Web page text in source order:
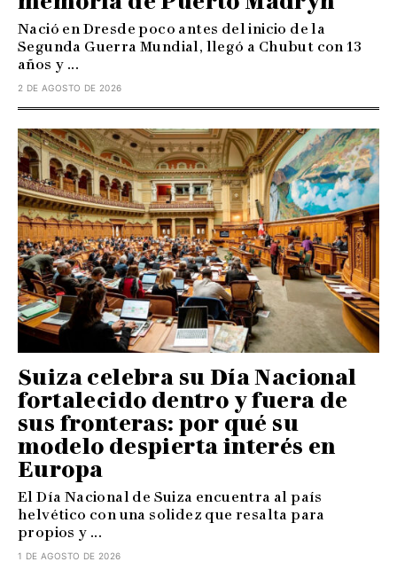
Nació en Dresde poco antes del inicio de la
Segunda Guerra Mundial, llegó a Chubut con 13
años y ...
2 DE AGOSTO DE 2026
Suiza celebra su Día Nacional
fortalecido dentro y fuera de
sus fronteras: por qué su
modelo despierta interés en
Europa
El Día Nacional de Suiza encuentra al país
helvético con una solidez que resalta para
propios y ...
1 DE AGOSTO DE 2026